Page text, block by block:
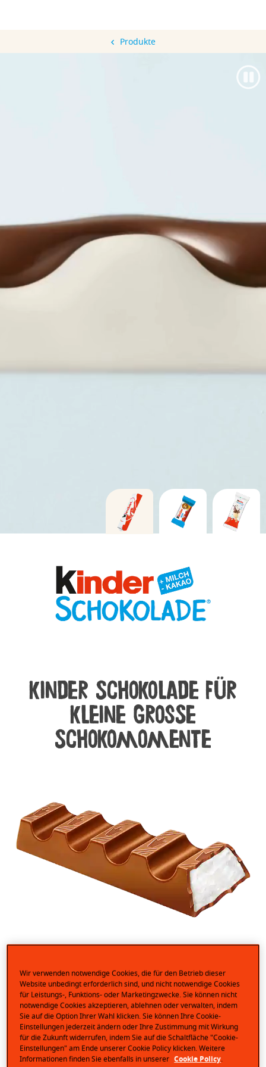
Produkte
kinder Schokolade für
kleine große
Schokomomente
– dafür wird kinder Schokolade seit Generationen
geliebt. Eine leckere Kombination aus
Vollmilchschokolade und cremiger Milchfüllung, die
ein Genuss für die ganze Familie ist. Die kleinen
Riegel sind einzeln verpackt für die perfekte
Portionierbarkeit.
Wir verwenden notwendige Cookies, die für den Betrieb dieser
Website unbedingt erforderlich sind, und nicht notwendige Cookies
für Leistungs-, Funktions- oder Marketingzwecke. Sie können nicht
notwendige Cookies akzeptieren, ablehnen oder verwalten, indem
Sie auf die Option Ihrer Wahl klicken. Sie können Ihre Cookie-
Einstellungen jederzeit ändern oder Ihre Zustimmung mit Wirkung
für die Zukunft widerrufen, indem Sie auf die Schaltfläche "Cookie-
Einstellungen" am Ende unserer Cookie Policy klicken. Weitere
Informationen finden Sie ebenfalls in unserer Cookie Policy.